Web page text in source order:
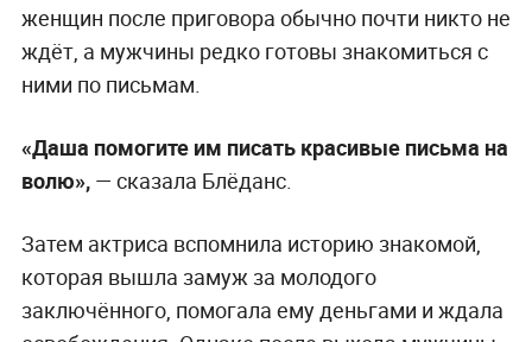
женщин после приговора обычно почти никто не
ждёт, а мужчины редко готовы знакомиться с
ними по письмам.
«Даша помогите им писать красивые письма на
волю»,— сказала Блёданс.
Затем актриса вспомнила историю знакомой,
которая вышла замуж за молодого
заключённого, помогала ему деньгами и ждала